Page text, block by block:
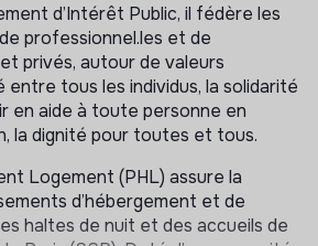
d’Intérêt Public, il fédère les
professionnel.les et de
privés, autour de valeurs
entre tous les individus, la solidarité
en aide à toute personne en
la dignité pour toutes et tous.
Logement (PHL) assure la
d’hébergement et de
haltes de nuit et des accueils de